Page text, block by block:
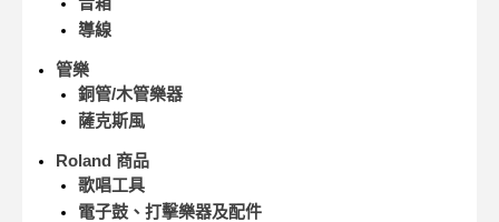
導線
管樂
銅管/木管樂器
薩克斯風
Roland 商品
歌唱工具
電子鼓、打擊樂器及配件